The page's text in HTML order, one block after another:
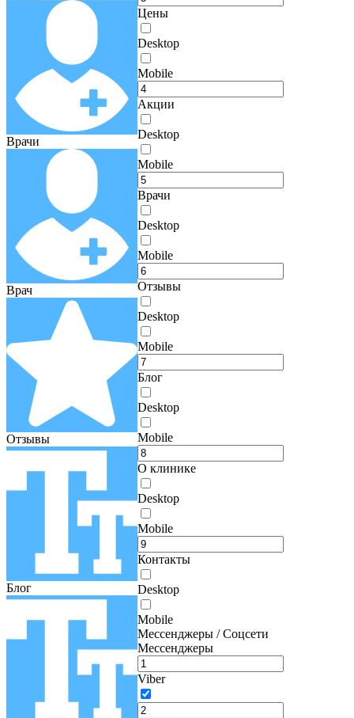
Врачи
Врач
Отзывы
Блог
Цены
Desktop
Mobile
Акции
Desktop
Mobile
Врачи
Desktop
Mobile
Отзывы
Desktop
Mobile
Блог
Desktop
Mobile
О клинике
Desktop
Mobile
Контакты
Desktop
Mobile
Мессенджеры / Соцсети
Мессенджеры
Viber